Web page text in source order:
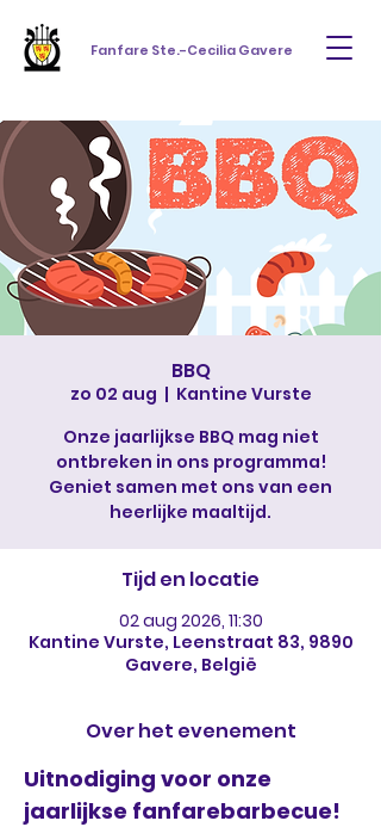
Fanfare Ste.-Cecilia Gavere
BBQ
zo 02 aug
  |
Kantine Vurste
Onze jaarlijkse BBQ mag niet
ontbreken in ons programma!
Geniet samen met ons van een
heerlijke maaltijd.
Tijd en locatie
02 aug 2026, 11:30
Kantine Vurste, Leenstraat 83, 9890
Gavere, België
Over het evenement
Uitnodiging voor onze
jaarlijkse fanfarebarbecue!